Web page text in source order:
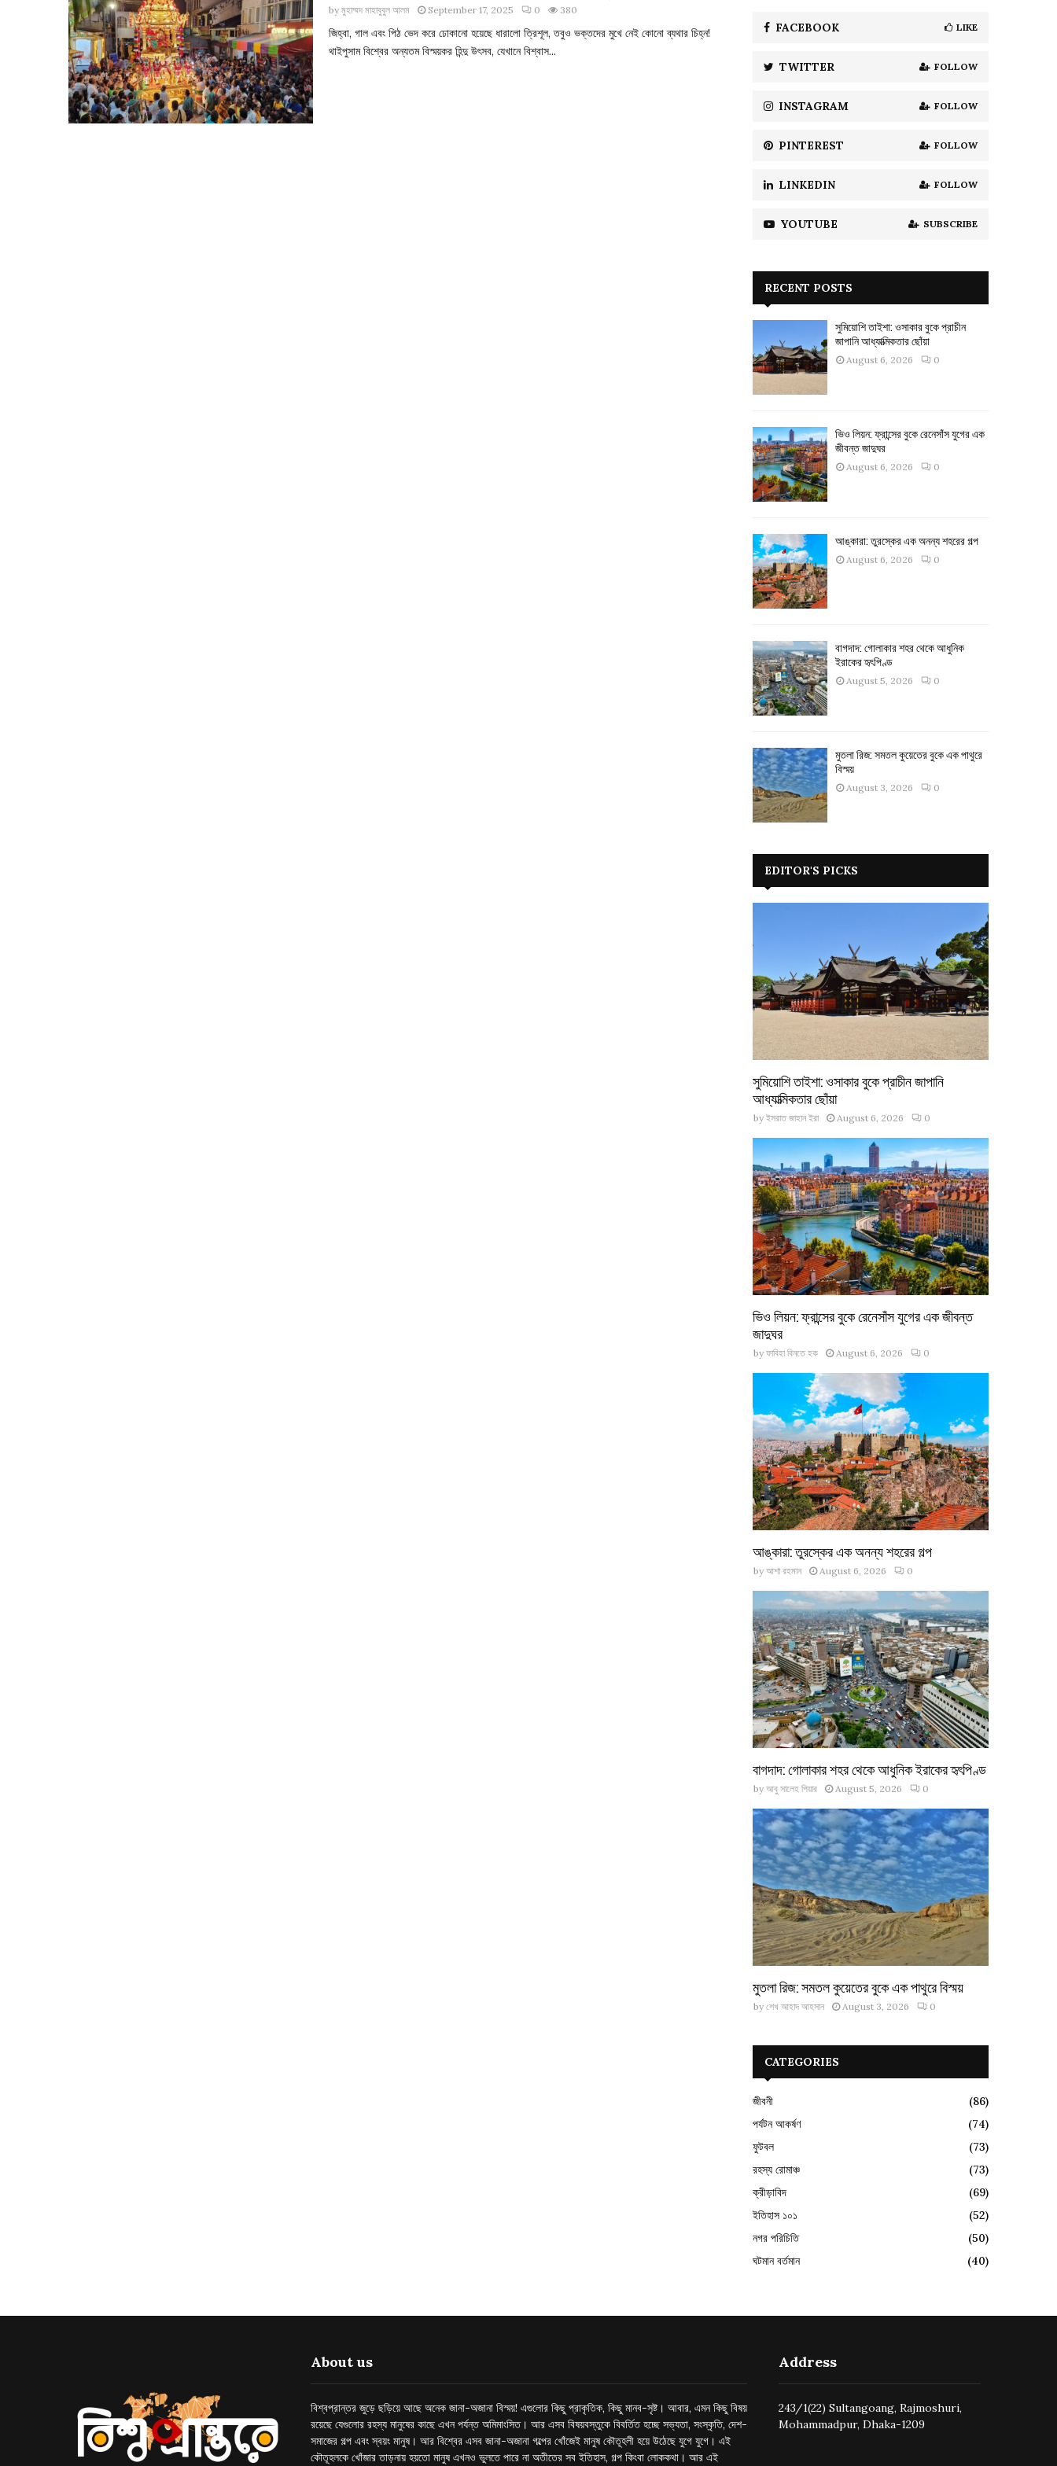
byমুহাম্মদ মাহাবুবুল আলম September 17, 2025 0 380
জিহ্বা, গাল এবং পিঠ ভেদ করে ঢোকানো হয়েছে ধারালো ত্রিশূল, তবুও ভক্তদের মুখে নেই কোনো ব্যথার চিহ্ন!
থাইপুসাম বিশ্বের অন্যতম বিস্ময়কর হিন্দু উৎসব, যেখানে বিশ্বাস...
C
H
FACEBOOK LIKE
TWITTER FOLLOW
INSTAGRAM FOLLOW
PINTEREST FOLLOW
LINKEDIN FOLLOW
YOUTUBE SUBSCRIBE
RECENT POSTS
সুমিয়োশি তাইশা: ওসাকার বুকে প্রাচীন
জাপানি আধ্যাত্মিকতার ছোঁয়া
August 6, 2026 0
ভিও লিয়ন: ফ্রান্সের বুকে রেনেসাঁস যুগের এক
জীবন্ত জাদুঘর
August 6, 2026 0
আঙ্কারা: তুরস্কের এক অনন্য শহরের গল্প
August 6, 2026 0
বাগদাদ: গোলাকার শহর থেকে আধুনিক
ইরাকের হৃৎপিণ্ড
August 5, 2026 0
মুতলা রিজ: সমতল কুয়েতের বুকে এক পাথুরে
বিস্ময়
August 3, 2026 0
EDITOR'S PICKS
সুমিয়োশি তাইশা: ওসাকার বুকে প্রাচীন জাপানি
আধ্যাত্মিকতার ছোঁয়া
by ইসরাত জাহান ইরা August 6, 2026 0
ভিও লিয়ন: ফ্রান্সের বুকে রেনেসাঁস যুগের এক জীবন্ত
জাদুঘর
by ফাবিহা বিনতে হক August 6, 2026 0
আঙ্কারা: তুরস্কের এক অনন্য শহরের গল্প
by আশা রহমান August 6, 2026 0
বাগদাদ: গোলাকার শহর থেকে আধুনিক ইরাকের হৃৎপিণ্ড
by আবু সালেহ পিয়ার August 5, 2026 0
মুতলা রিজ: সমতল কুয়েতের বুকে এক পাথুরে বিস্ময়
by শেখ আহাদ আহসান August 3, 2026 0
CATEGORIES
জীবনী
(86)
পর্যটন আকর্ষণ
(74)
ফুটবল
(73)
রহস্য রোমাঞ্চ
(73)
ক্রীড়াবিদ
(69)
ইতিহাস ১০১
(52)
নগর পরিচিতি
(50)
ঘটমান বর্তমান
(40)
About us
বিশ্বপ্রান্তর জুড়ে ছড়িয়ে আছে অনেক জানা-অজানা বিস্ময়! এগুলোর কিছু প্রাকৃতিক, কিছু মানব-সৃষ্ট। আবার, এমন কিছু বিষয়
রয়েছে যেগুলোর রহস্য মানুষের কাছে এখন পর্যন্ত অমিমাংসিত। আর এসব বিষয়বস্তুকে বিবর্তিত হচ্ছে সভ্যতা, সংস্কৃতি, দেশ-
সমাজের গল্প এবং স্বয়ং মানুষ। আর বিশ্বের এসব জানা-অজানা গল্পের খোঁজেই মানুষ কৌতূহলী হয়ে উঠেছে যুগে যুগে। এই
কৌতূহলকে খোঁজার তাড়নায় হয়তো মানুষ এখনও ভুলতে পারে না অতীতের সব ইতিহাস, গল্প কিংবা লোককথা। আর এই
Address
243/1(22) Sultangoang, Rajmoshuri,
Mohammadpur, Dhaka-1209